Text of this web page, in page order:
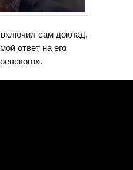
сам доклад,
ответ на его